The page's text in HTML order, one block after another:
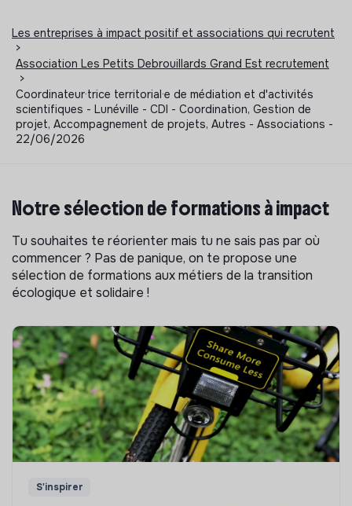
Les entreprises à impact positif et associations qui recrutent
>
Association Les Petits Debrouillards Grand Est recrutement
>
Coordinateur·trice territorial·e de médiation et d'activités
scientifiques - Lunéville - CDI - Coordination, Gestion de
projet, Accompagnement de projets, Autres - Associations -
22/06/2026
Notre sélection de formations à impact
Tu souhaites te réorienter mais tu ne sais pas par où
commencer ? Pas de panique, on te propose une
sélection de formations aux métiers de la transition
écologique et solidaire !
S'inspirer